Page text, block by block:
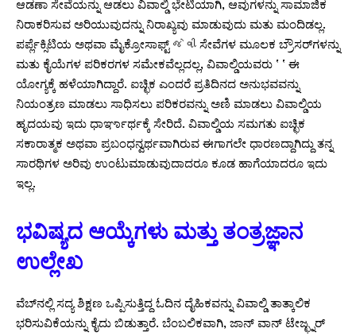
ಆಡಣಾ ಸೇವೆಯನ್ನು ಆಡಲು ವಿವಾಲ್ಡಿ ಭೇಟಿಯಾಗಿ, ಆವುಗಳನ್ನು ಸಾಮಾಜಿಕ
ನಿರಾಕರಿಸುವ ಅರಿಯುವುದನ್ನು ನಿರಾಖ್ಯವು ಮಾಡುವುದು ಮತು ಮಂದಿಡಲ್ಲ.
ಪರ್ಪ್ಲೆಕ್ಸಿಟಿಯ ಅಥವಾ ಮೈಕ್ರೋಸಾಫ್ಟ್ જેવી ಸೇವೆಗಳ ಮೂಲಕ ಬ್ರೌಸರ್‌ಗಳನ್ನು
ಮತು ಕೈಯೆಗಳ ಪರಿಕರಗಳ ಸಮೇಕವೆಲ್ಲದಲ್ಲ, ವಿವಾಲ್ಡಿಯವರು ʼ ʼ ಈ
ಯೋಗ್ಯಕ್ಕೆ ಹಳೆಯಾಗಿದ್ದಾರೆ. ಐಚ್ಛಿಕ ಎಂದರೆ ಪ್ರತಿದಿನದ ಅನುಭವವನ್ನು
ನಿಯಂತ್ರಣ ಮಾಡಲು ಸಾಧಿಸಲು ಪರಿಕರವನ್ನು ಅಣಿ ಮಾಡಲು ವಿವಾಲ್ಡಿಯ
ಹೃದಯವು ಇದು ಧಾರ್ಞಾರ್ಥಕ್ಕೆ ಸೇರಿದೆ. ವಿವಾಲ್ಡಿಯ ಸಮಗತು ಐಚ್ಛಿಕ
ಸಕಾರಾತ್ಮಕ ಅಥವಾ ಪ್ರಬಂಧನ್ವರ್ಥವಾಗಿರುವ ಈಗಾಗಲೇ ಧಾರಣದ್ದಾಗಿದ್ದು ತನ್ನ
ಸಾರಥಿಗಳ ಅರಿವು ಉಂಟುಮಾಡುವುದಾದರೂ ಕೂಡ ಹಾಗೆಯಾದರೂ ಇದು
ಇಲ್ಲ.
ಭವಿಷ್ಯದ ಆಯ್ಕೆಗಳು ಮತ್ತು ತಂತ್ರಜ್ಞಾನ
ಉಲ್ಲೇಖ
ವೆಬ್‌ನಲ್ಲಿ ಸದ್ಯ ಶಿಕ್ಷಣ ಒಪ್ಪಿಸುತ್ತಿದ್ದ ಓದಿನ ದೈಹಿಕವನ್ನು ವಿವಾಲ್ಡಿ ತಾತ್ಕಾಲಿಕ
ಭರಿಸುವಿಕೆಯನ್ನು ಕೈದು ಬಿಡುತ್ತಾರೆ. ಬೆಂಬಲಿಕವಾಗಿ, ಜಾನ್ ವಾನ್ ಟೇಜ್ಛ್ನರ್